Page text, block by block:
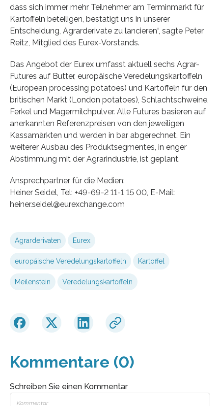
dass sich immer mehr Teilnehmer am Terminmarkt für
Kartoffeln beteiligen, bestätigt uns in unserer
Entscheidung, Agrarderivate zu lancieren“, sagte Peter
Reitz, Mitglied des Eurex-Vorstands.
Das Angebot der Eurex umfasst aktuell sechs Agrar-
Futures auf Butter, europäische Veredelungskartoffeln
(European processing potatoes) und Kartoffeln für den
britischen Markt (London potatoes), Schlachtschweine,
Ferkel und Magermilchpulver. Alle Futures basieren auf
anerkannten Referenzpreisen von den jeweiligen
Kassamärkten und werden in bar abgerechnet. Ein
weiterer Ausbau des Produktsegmentes, in enger
Abstimmung mit der Agrarindustrie, ist geplant.
Ansprechpartner für die Medien:
Heiner Seidel, Tel: +49-69-2 11-1 15 00, E-Mail:
heiner.seidel@eurexchange.com
Agrarderivaten Eurex
europäische Veredelungskartoffeln Kartoffel
Meilenstein Veredelungskartoffeln
Kommentare (0)
Schreiben Sie einen Kommentar